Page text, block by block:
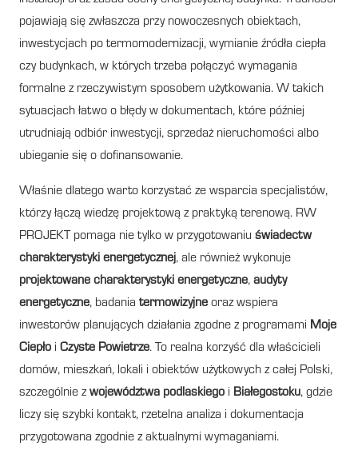
pojawiają się zwłaszcza przy nowoczesnych obiektach,
inwestycjach po termomodernizacji, wymianie źródła ciepła
czy budynkach, w których trzeba połączyć wymagania
formalne z rzeczywistym sposobem użytkowania. W takich
sytuacjach łatwo o błędy w dokumentach, które później
utrudniają odbiór inwestycji, sprzedaż nieruchomości albo
ubieganie się o dofinansowanie.
Właśnie dlatego warto korzystać ze wsparcia specjalistów,
którzy łączą wiedzę projektową z praktyką terenową. RW
PROJEKT pomaga nie tylko w przygotowaniu świadectw
charakterystyki energetycznej, ale również wykonuje
projektowane charakterystyki energetyczne, audyty
energetyczne, badania termowizyjne oraz wspiera
inwestorów planujących działania zgodne z programami Moje
Ciepło i Czyste Powietrze. To realna korzyść dla właścicieli
domów, mieszkań, lokali i obiektów użytkowych z całej Polski,
szczególnie z województwa podlaskiego i Białegostoku, gdzie
liczy się szybki kontakt, rzetelna analiza i dokumentacja
przygotowana zgodnie z aktualnymi wymaganiami.